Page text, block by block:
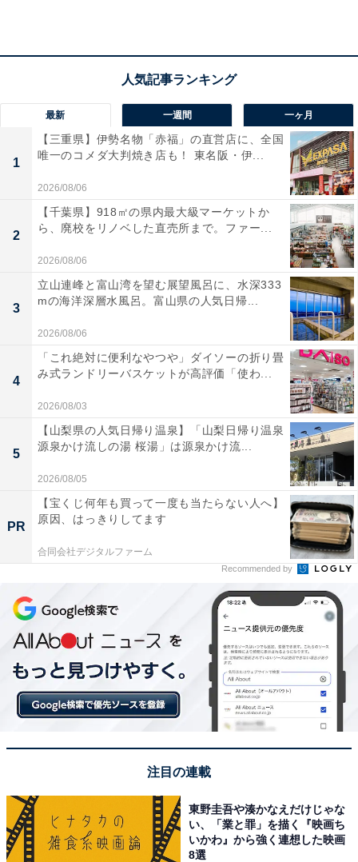
交通手段：JR久大本線 筑後吉井駅から車で約10分／大
分自動車道 杷木ICから約10分／朝倉ICから約10分／杷木
大人1名（参考価格）：1万6500円
※料金は公式Webサイト参考価格
※プラン・部屋により価格は変動します
チェックイン・チェックアウト
チェックイン：15:00
チェックアウト：10:00
※プランにより時間が異なる可能性があります
あわせて読みたい
【原鶴温泉の人気ホテル】「原鶴温泉 泰泉
閣」はダブル美肌の湯とジャングル風呂が魅
力
「原鶴温泉 ホテルパーレンス小野屋」は畳風呂と
日本庭園が魅力の宿
最新 一週間 一ヶ月
1
【三重県】伊勢名物「赤福」の直営店に、全国
唯一のコメダ大判焼き店も！ 東名阪・伊...
2026/08/06
2
【千葉県】918㎡の県内最大級マーケットか
ら、廃校をリノベした直売所まで。ファー...
2026/08/06
3
立山連峰と富山湾を望む展望風呂に、水深333
mの海洋深層水風呂。富山県の人気日帰...
2026/08/06
4
「これ絶対に便利なやつや」ダイソーの折り畳
み式ランドリーバスケットが高評価「使わ...
2026/08/03
5
【山梨県の人気日帰り温泉】「山梨日帰り温泉
源泉かけ流しの湯 桜湯」は源泉かけ流...
2026/08/05
PR
【宝くじ何年も買って一度も当たらない人へ】
原因、はっきりしてます
合同会社デジタルファーム
Recommended by
注目の連載
東野圭吾や湊かなえだけじゃな
い、「業と罪」を描く『映画ち
いかわ』から強く連想した映画
8選